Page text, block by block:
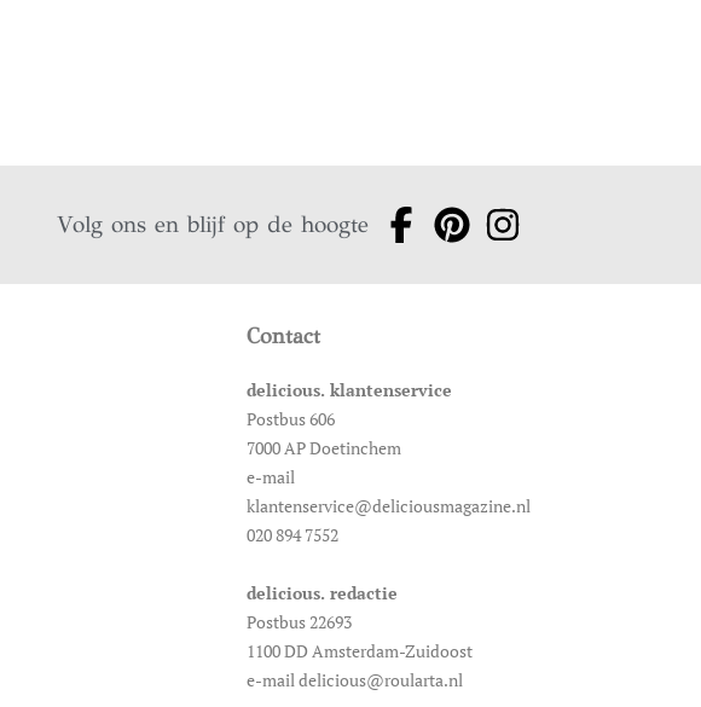
Volg ons en blijf op de hoogte
Contact
delicious. klantenservice
Postbus 606
7000 AP Doetinchem
e-mail
klantenservice@deliciousmagazine.nl
020 894 7552
delicious. redactie
Postbus 22693
1100 DD Amsterdam-Zuidoost
e-mail delicious@roularta.nl